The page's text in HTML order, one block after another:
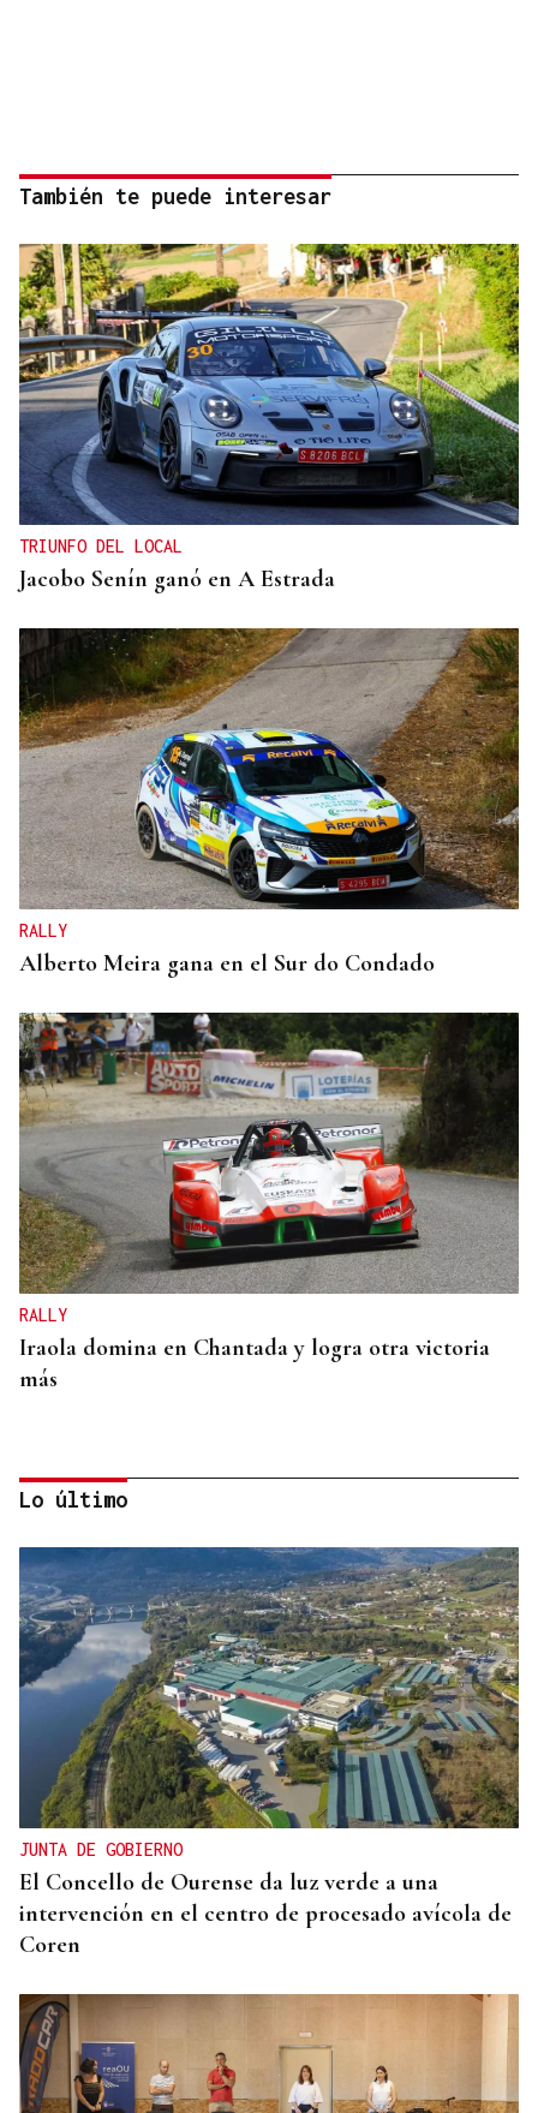
También te puede interesar
TRIUNFO DEL LOCAL
Jacobo Senín ganó en A Estrada
RALLY
Alberto Meira gana en el Sur do Condado
RALLY
Iraola domina en Chantada y logra otra victoria
más
A TODA VELOCIDAD
Vídeo | Así fue el espectacular salto de “Cohete”
Suárez en el Rally Rías Baixas que dejó sin
respiración a los aficionados
Lo último
JUNTA DE GOBIERNO
El Concello de Ourense da luz verde a una
intervención en el centro de procesado avícola de
Coren